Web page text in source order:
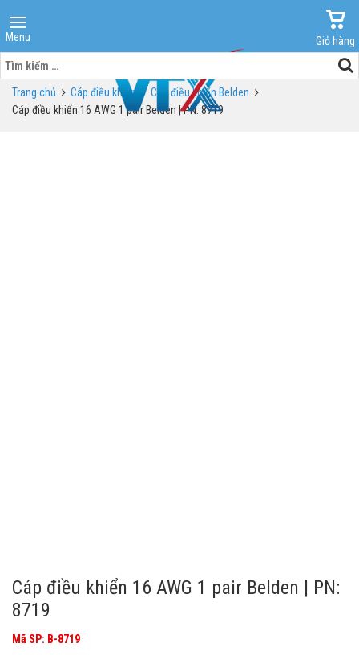
Menu
Giỏ hàng
Tìm
kiếm
cho:Trang chủ Cáp điều khiển
Cáp điều khiển Belden
Cáp điều khiển 16 AWG 1 pair Belden | PN: 8719
Cáp điều khiển 16 AWG 1 pair Belden | PN:
8719
Mã SP: B-8719